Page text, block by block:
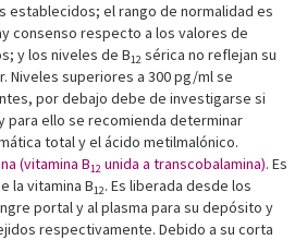
establecidos; el rango de normalidad es
consenso respecto a los valores de
y los niveles de B12 sérica no reflejan su
Niveles superiores a 300 pg/ml se
por debajo debe de investigarse si
para ello se recomienda determinar
total y el ácido metilmalónico.
(vitamina B12 unida a transcobalamina). Es
la vitamina B12. Es liberada desde los
portal y al plasma para su depósito y
respectivamente. Debido a su corta